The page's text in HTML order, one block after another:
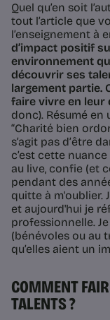
Quel qu’en soit
tout l’article que
l’enseignement à
d’impact positif
environnement
découvrir ses
largement partie.
faire vivre en leur
donc). Résumé
“Charité bien
s’agit pas d’être
c’est cette
au live, confie (et
pendant des
quitte à m'oublier.
et aujourd'hui je
professionnelle.
(bénévoles ou au
qu’elles aient un
COMMENT
TALENTS ?